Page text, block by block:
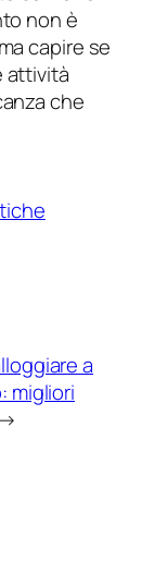
non è
capire se
attività
che
a
migliori
→